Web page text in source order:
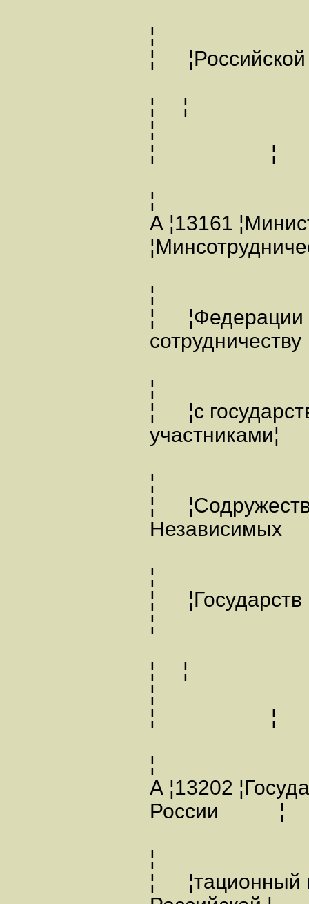
¦
¦
¦ ¦
¦
¦ ¦
¦
А ¦13161
¦
¦ ¦Федерации
¦
¦ ¦с
¦
¦
¦
¦
¦
¦ ¦
¦
¦ ¦
¦
А ¦13202
России ¦
¦
¦ ¦тационный